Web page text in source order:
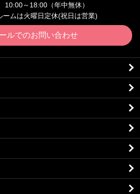
～18:00（年中無休）
ムは火曜日定休(祝日は営業)
ルでのお問い合わせ